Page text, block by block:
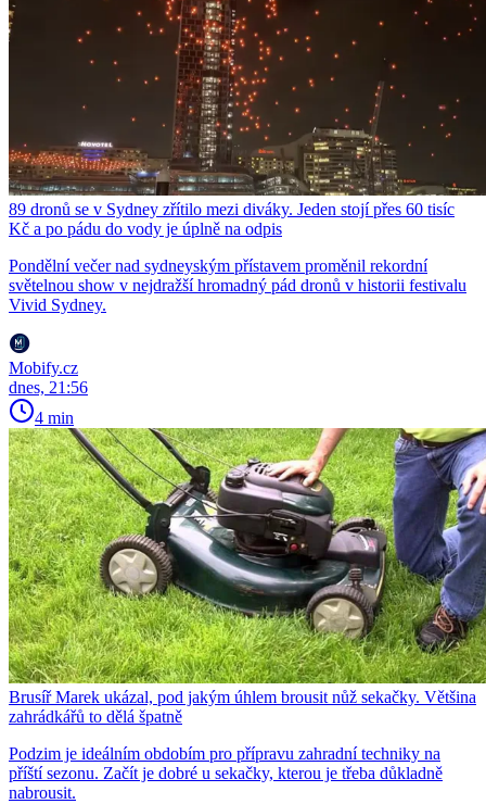
89 dronů se v Sydney zřítilo mezi diváky. Jeden stojí přes 60 tisíc
Kč a po pádu do vody je úplně na odpis
Pondělní večer nad sydneyským přístavem proměnil rekordní
světelnou show v nejdražší hromadný pád dronů v historii festivalu
Vivid Sydney.
Mobify.cz
dnes, 21:56
4 min
Brusíř Marek ukázal, pod jakým úhlem brousit nůž sekačky. Většina
zahrádkářů to dělá špatně
Podzim je ideálním obdobím pro přípravu zahradní techniky na
příští sezonu. Začít je dobré u sekačky, kterou je třeba důkladně
nabrousit.